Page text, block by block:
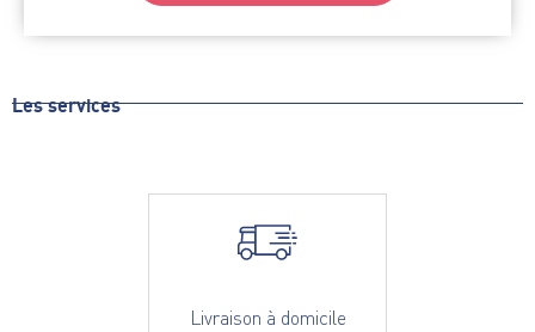
Les services
Livraison à domicile